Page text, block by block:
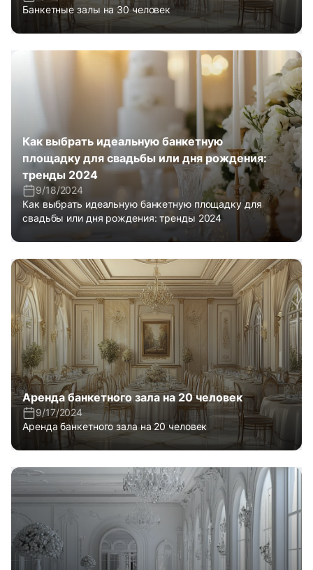
Банкетные залы на 30 человек
Как выбрать идеальную банкетную
площадку для свадьбы или дня рождения:
тренды 2024
9/18/2024
Как выбрать идеальную банкетную площадку для
свадьбы или дня рождения: тренды 2024
Аренда банкетного зала на 20 человек
9/17/2024
Аренда банкетного зала на 20 человек